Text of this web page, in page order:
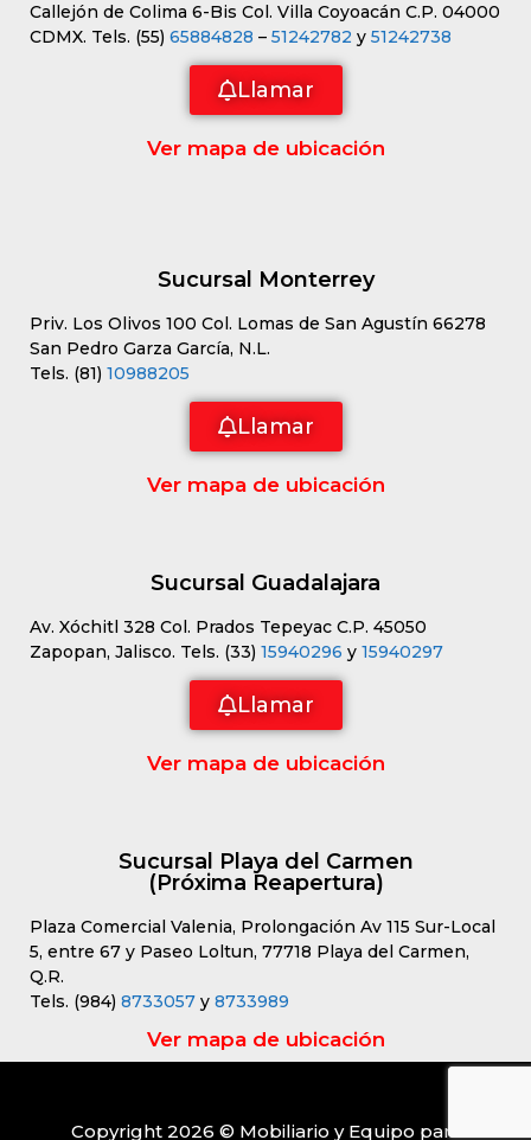
Callejón de Colima 6-Bis Col. Villa Coyoacán C.P. 04000
CDMX. Tels. (55) 65884828 – 51242782 y 51242738
Llamar
Ver mapa de ubicación
Sucursal Monterrey
Priv. Los Olivos 100 Col. Lomas de San Agustín 66278
San Pedro Garza García, N.L.
Tels. (81) 10988205
Llamar
Ver mapa de ubicación
Sucursal Guadalajara
Av. Xóchitl 328 Col. Prados Tepeyac C.P. 45050
Zapopan, Jalisco. Tels. (33) 15940296 y 15940297
Llamar
Ver mapa de ubicación
Sucursal Playa del Carmen
(Próxima Reapertura)
Plaza Comercial Valenia, Prolongación Av 115 Sur-Local
5, entre 67 y Paseo Loltun, 77718 Playa del Carmen,
Q.R.
Tels. (984) 8733057 y 8733989
Ver mapa de ubicación
Copyright 2026 © Mobiliario y Equipo para